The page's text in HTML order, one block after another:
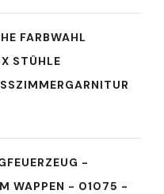
FARBWAHL
STÜHLE
-
WAPPEN - 01075 -